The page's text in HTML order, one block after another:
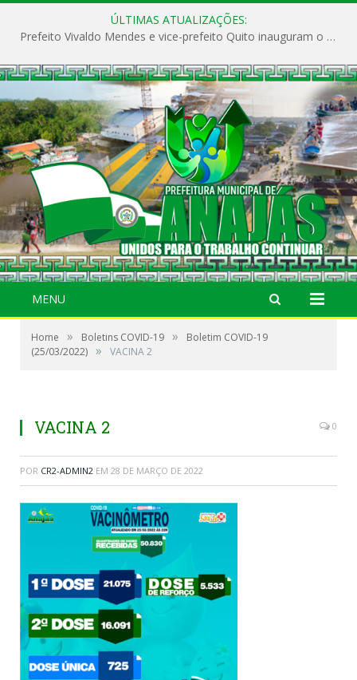
ÚLTIMAS ATUALIZAÇÕES:
Prefeito Vivaldo Mendes e vice-prefeito Quito inauguram o CAPS e fortalecem a saúde pública em Anajás.
MENU
Home » Boletins COVID-19 »
Boletim COVID-19
(25/03/2022) » VACINA 2
VACINA 2 0
POR CR2-ADMIN2 EM 28 DE MARÇO DE 2022